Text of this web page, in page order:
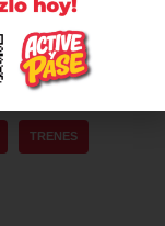
Tetra
TRENES